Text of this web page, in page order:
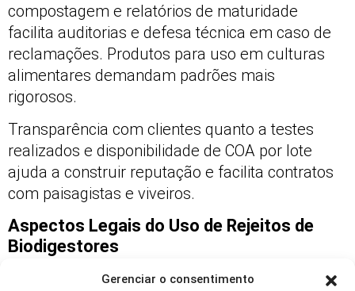
Gerenciar o consentimento
compostagem e relatórios de maturidade
facilita auditorias e defesa técnica em caso de
reclamações. Produtos para uso em culturas
alimentares demandam padrões mais
rigorosos.
Transparência com clientes quanto a testes
realizados e disponibilidade de COA por lote
ajuda a construir reputação e facilita contratos
com paisagistas e viveiros.
Aspectos Legais do Uso de Rejeitos de
Biodigestores
O uso de rejeitos exige atenção às normas de